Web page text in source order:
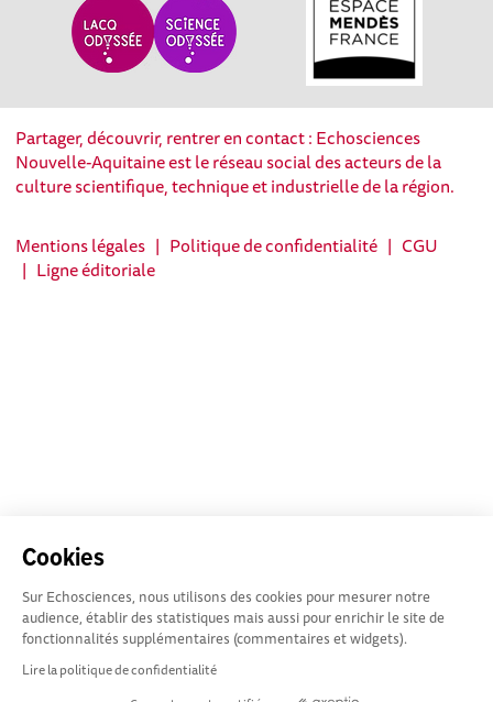
Cookies
Sur Echosciences, nous utilisons des cookies pour mesurer notre
audience, établir des statistiques mais aussi pour enrichir le site de
fonctionnalités supplémentaires (commentaires et widgets).
Lire la politique de confidentialité
Partager, découvrir, rentrer en contact : Echosciences
Nouvelle-Aquitaine est le réseau social des acteurs de la
culture scientifique, technique et industrielle de la région.
Mentions légales | Politique de confidentialité | CGU
| Ligne éditoriale